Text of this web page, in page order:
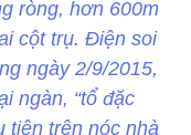
ròng, hơn 600m
cột trụ. Điện soi
ngày 2/9/2015,
ngàn, “tổ đặc
tiên trên nóc nhà